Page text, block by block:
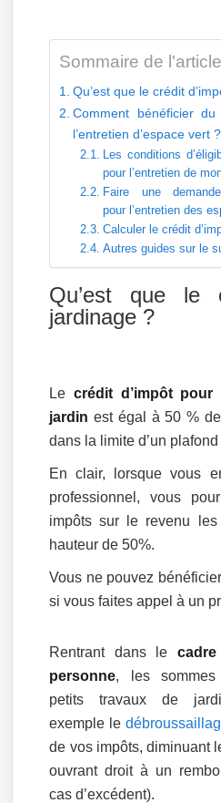
Sommaire de l'article
Qu’est que le crédit
Comment bénéficier
l’entretien d’espace vert ?
Les conditions
pour l’entretien de
Faire une
pour l’entretien des
Calculer le crédit
Autres guides sur le
Qu’est que le
jardinage ?
Lecrédit d’impôt pour
jardin est égal à 50 %
dans la limite d’un
En clair, lorsque vous
professionnel, vous
impôts sur le revenu
hauteur de 50%.
Vous ne pouvez
si vous faites appel à un
Rentrant dans le
personne, les
petits travaux de
exemple le
de vos impôts, diminuant
ouvrant droit à un
cas d’excédent).